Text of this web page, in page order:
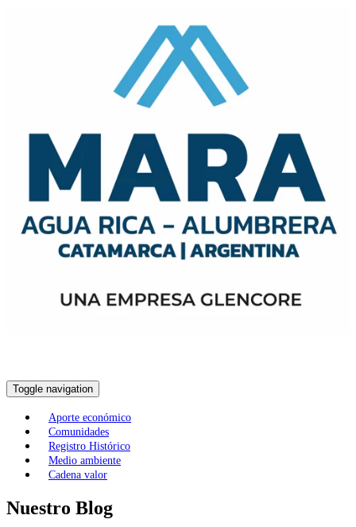
Toggle navigation
Aporte económico
Comunidades
Registro Histórico
Medio ambiente
Cadena valor
Nuestro Blog